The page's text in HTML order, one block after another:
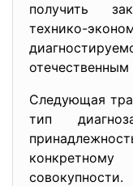
получить
технико-
отечественным
Следующая
тип